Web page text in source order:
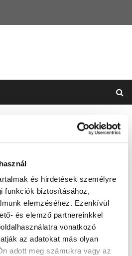
és hirdetések személyre
funkciók biztosításához,
elemzéséhez. Ezenkívül
és elemző partnereinkkel
vonatkozó
az adatokat más olyan
adott meg számukra vagy az
A BJA HC MEZÉT VISELI
TOVÁBBRA
MEZÉT VISELI
AGO
MEGOSZTÁS
szezonjára készül a fővárosi